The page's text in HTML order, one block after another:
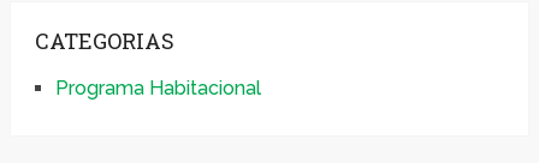
CATEGORIAS
Programa Habitacional